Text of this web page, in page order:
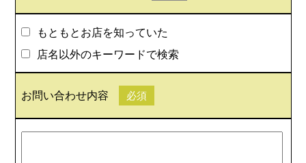
もともとお店を知っていた
店名以外のキーワードで検索
お問い合わせ内容 必須